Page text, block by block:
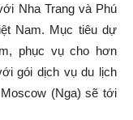
Nha Trang và Phú
Nam. Mục tiêu dự
phục vụ cho hơn
gói dịch vụ du lịch
(Nga) sẽ tới